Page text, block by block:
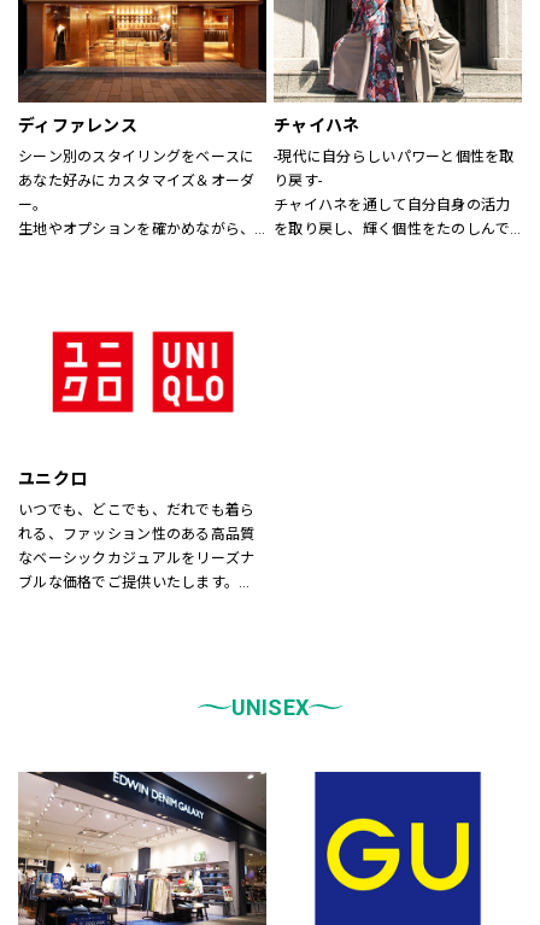
ディファレンス
シーン別のスタイリングをベースに
あなた好みにカスタマイズ＆オーダ
ー。
生地やオプションを確かめながら、
チャイハネ
-現代に自分らしいパワーと個性を取
り戻す-
チャイハネを通して自分自身の活力
を取り戻し、輝く個性をたのしんで
ユニクロ
いつでも、どこでも、だれでも着ら
れる、ファッション性のある高品質
なベーシックカジュアルをリーズナ
ブルな価格でご提供いたします。
などをゾーンに分けて配置し、広
す。
どうぞご来店ください。
UNISEX